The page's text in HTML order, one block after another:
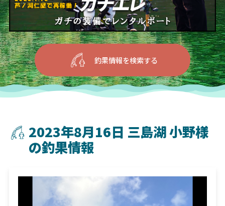
釣果情報を検索する
2023年8月16日 三島湖 小野様
の釣果情報